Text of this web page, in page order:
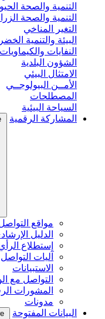
التنمية والصحة
التنمية والصحة
التغير المناخي
البيئة والتنمية
النفايات والكيماويات
الشؤون البلدية
الامتثال البيئي
الأمــن البيولوجــي
المصطلحات
السياحة البيئية
المشاركة الرقمية
مواقع
الدليل
إستطلاع
آليات التواصل
الاستبيانات
التواصل مع
المشورات
مدونات
البيانات المفتوحة